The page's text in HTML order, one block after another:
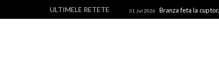
ULTIMELE RETETE 31 Jul 2026 Branza feta la